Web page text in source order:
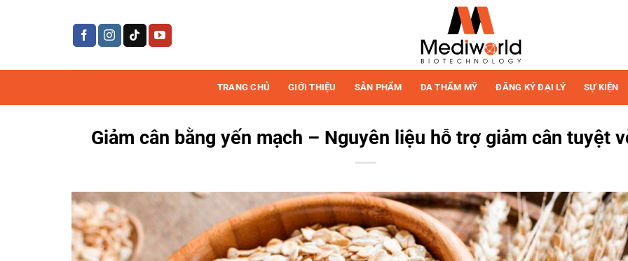
TRANG CHỦ GIỚI THIỆU SẢN PHẨM DA THẨM MỸ ĐĂNG KÝ ĐẠI LÝ SỰ KIỆN
Giảm cân bằng yến mạch – Nguyên liệu hỗ trợ giảm cân tuyệt